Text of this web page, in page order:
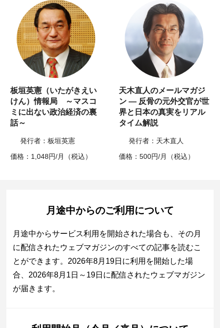
板垣英憲（いたがきえい
けん）情報局 ～マスコ
ミに出ない政治経済の裏
話～
発行者：板垣英憲
価格：1,048円/月（税込）
天木直人のメールマガジ
ン ― 反骨の元外交官が世
界と日本の真実をリアル
タイム解説
発行者：天木直人
価格：500円/月（税込）
月途中からのご利用について
月途中からサービス利用を開始された場合も、その月
に配信されたウェブマガジンのすべての記事を読むこ
とができます。2026年8月19日に利用を開始した場
合、2026年8月1日～19日に配信されたウェブマガジン
が届きます。